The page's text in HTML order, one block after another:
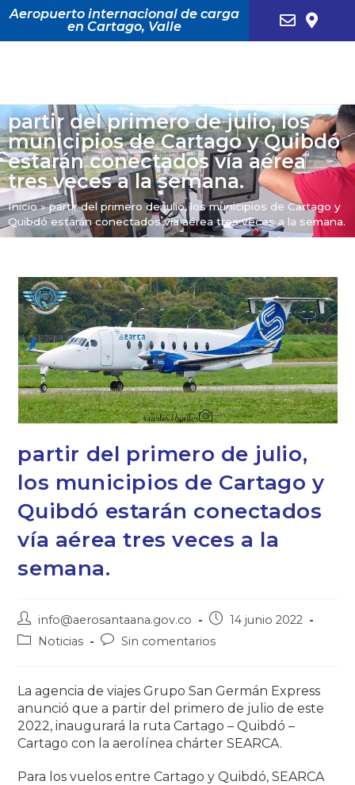
Aeropuerto internacional de carga
en Cartago, Valle
partir del primero de julio, los
municipios de Cartago y Quibdó
estarán conectados vía aérea
tres veces a la semana.
Inicio»partir del primero de julio, los municipios de Cartago y
Quibdó estarán conectados vía aérea tres veces a la semana.
partir del primero de julio,
los municipios de Cartago y
Quibdó estarán conectados
vía aérea tres veces a la
semana.
info@aerosantaana.gov.co
14 junio 2022
Noticias
Sin comentarios
La agencia de viajes Grupo San Germán Express
anunció que a partir del primero de julio de este
2022, inaugurará la ruta Cartago – Quibdó –
Cartago con la aerolínea chárter SEARCA.
Para los vuelos entre Cartago y Quibdó, SEARCA